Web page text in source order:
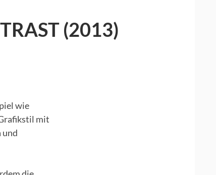
(2013)
wie
mit
und